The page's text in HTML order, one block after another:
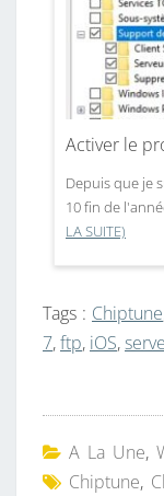
Activer le
Depuis que je
10 fin de
LA SUITE)
Tags : Chiptune
7,ftp, iOS,
A La Une,
Chiptune,